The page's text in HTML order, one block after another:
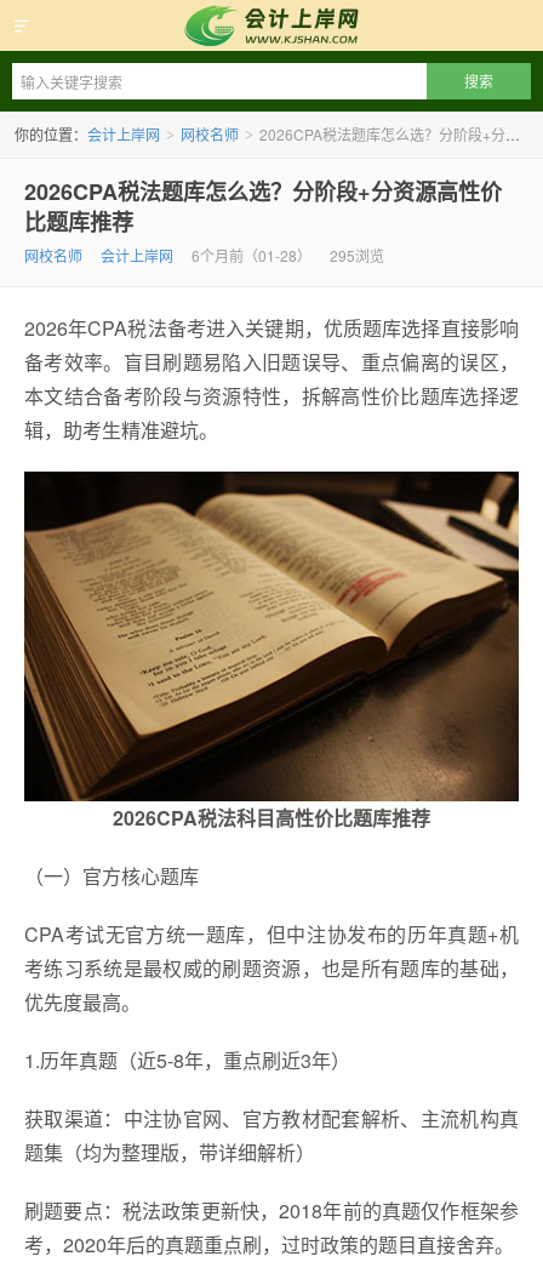
会计上岸网
你的位置： 会计上岸网 > 网校名师 > 2026CPA税法题库怎么选？分阶段+分资源高性价比题库推荐
2026CPA税法题库怎么选？分阶段+分资源高性价
比题库推荐
网校名师 会计上岸网 6个月前（01-28） 295浏览
2026年CPA税法备考进入关键期，优质题库选择直接影响
备考效率。盲目刷题易陷入旧题误导、重点偏离的误区，
本文结合备考阶段与资源特性，拆解高性价比题库选择逻
辑，助考生精准避坑。
2026CPA税法科目高性价比题库推荐
（一）官方核心题库
CPA考试无官方统一题库，但中注协发布的历年真题+机
考练习系统是最权威的刷题资源，也是所有题库的基础，
优先度最高。
1.历年真题（近5-8年，重点刷近3年）
获取渠道：中注协官网、官方教材配套解析、主流机构真
题集（均为整理版，带详细解析）
刷题要点：税法政策更新快，2018年前的真题仅作框架参
考，2020年后的真题重点刷，过时政策的题目直接舍弃。